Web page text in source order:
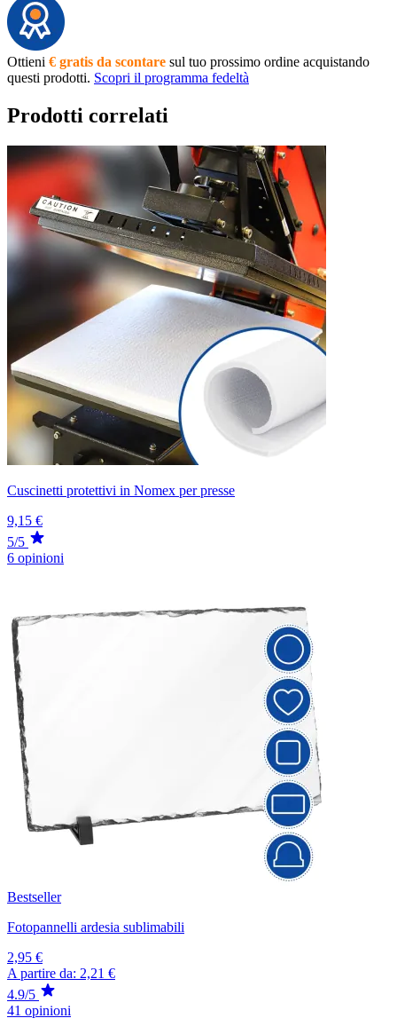
Ottieni € gratis da scontare sul tuo prossimo ordine acquistando
questi prodotti. Scopri il programma fedeltà
Prodotti correlati
Cuscinetti protettivi in Nomex per presse
9,15 €
5/5
6 opinioni
Bestseller
Fotopannelli ardesia sublimabili
2,95 €
A partire da: 2,21 €
4.9/5
41 opinioni